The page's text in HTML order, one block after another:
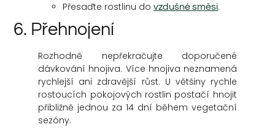
Přesaďte rostlinu dovzdušné směsi.
6. Přehnojení
Rozhodně nepřekračujte doporučené
dávkování hnojiva. Více hnojiva neznamená
rychlejší ani zdravější růst. U většiny rychle
rostoucích pokojových rostlin postačí hnojit
přibližně jednou za 14 dní během vegetační
sezóny.